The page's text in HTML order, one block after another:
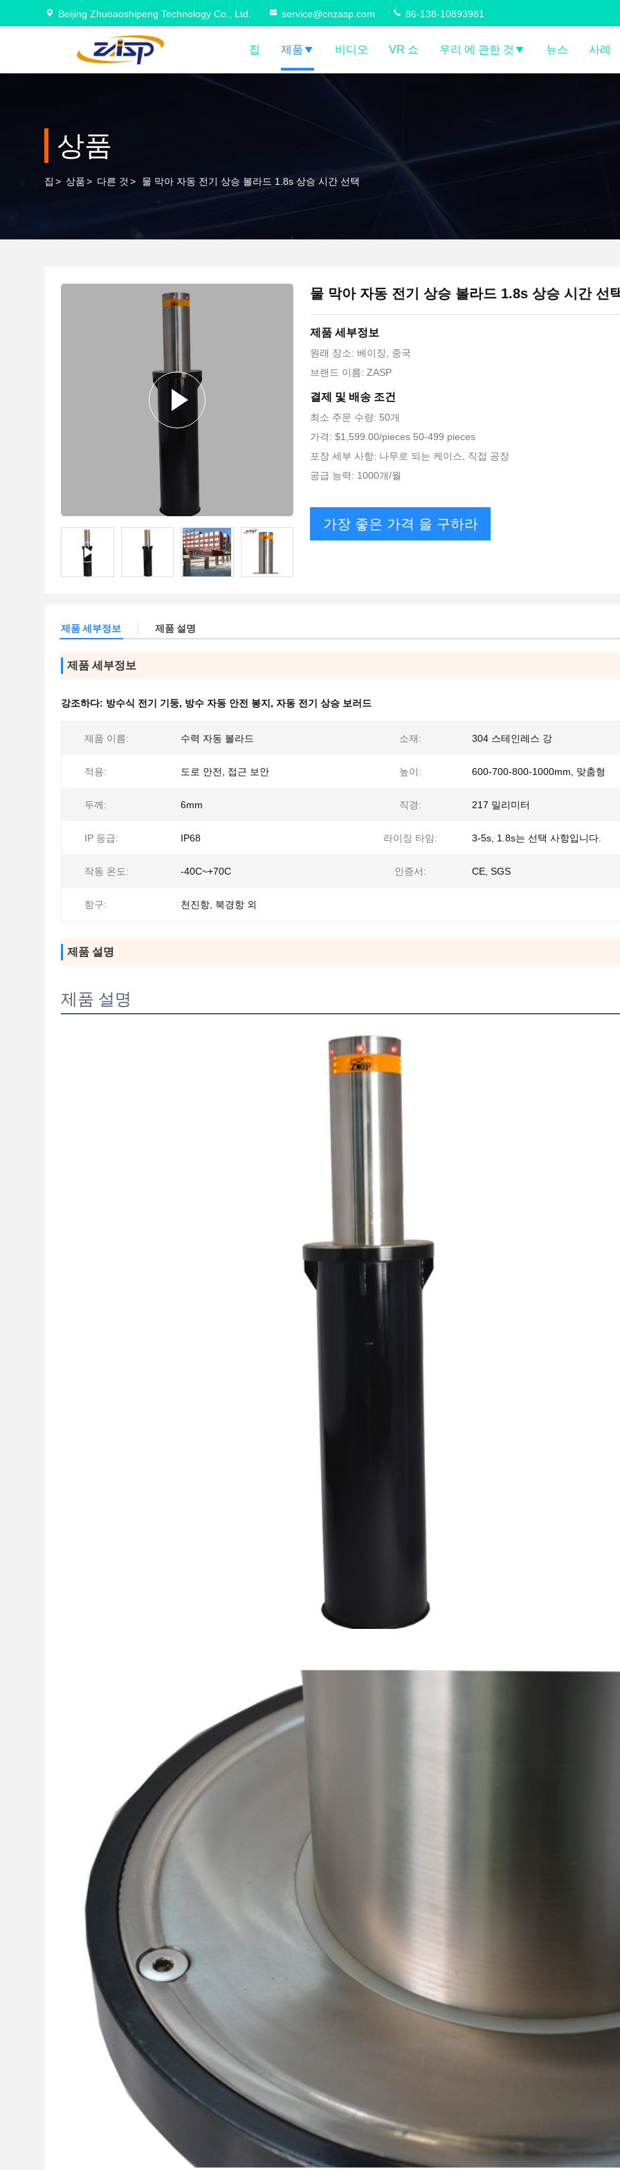
Beijing Zhuoaoshipeng Technology Co., Ltd. service@cnzasp.com 86-138-10893981
집 제품 비디오 VR 쇼 우리 에 관한 것 뉴스 사례
상품
집 > 상품> 다른 것 > 물 막아 자동 전기 상승 볼라드 1.8s 상승 시간 선택
물 막아 자동 전기 상승 볼라드 1.8s 상승 시간 선
제품 세부정보
원래 장소: 베이징, 중국
브랜드 이름: ZASP
결제 및 배송 조건
최소 주문 수량: 50개
가격: $1,599.00/pieces 50-499 pieces
포장 세부 사항: 나무로 되는 케이스, 직접 공장
공급 능력: 1000개/월
가장 좋은 가격 을 구하라
제품 세부정보 제품 설명
제품 세부정보
강조하다: 방수식 전기 기둥, 방수 자동 안전 봉지 , 자동 전기 상승 보러드
제품 이름: 수력 자동 볼라드 소재: 304 스테인레스 강
적용: 도로 안전, 접근 보안 높이: 600-700-800-1000mm, 맞춤형
두께: 6mm 직경: 217 밀리미터
IP 등급: IP68 라이징 타임: 3-5s, 1.8s는 선택 사항입니다.
작동 온도: -40C~+70C 인증서: CE, SGS
항구: 천진항, 북경항 외
제품 설명
제품 설명